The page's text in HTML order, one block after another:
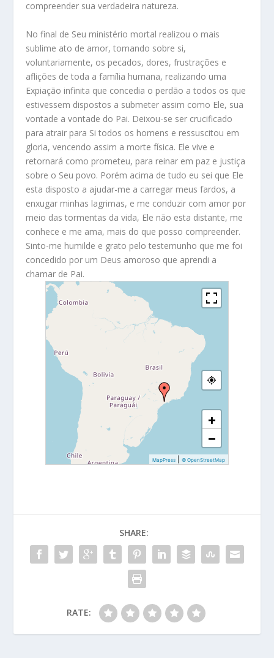
compreender sua verdadeira natureza.
No final de Seu ministério mortal realizou o mais
sublime ato de amor, tomando sobre si,
voluntariamente, os pecados, dores, frustrações e
aflições de toda a família humana, realizando uma
Expiação infinita que concedia o perdão a todos os que
estivessem dispostos a submeter assim como Ele, sua
vontade a vontade do Pai. Deixou-se ser crucificado
para atrair para Si todos os homens e ressuscitou em
gloria, vencendo assim a morte física. Ele vive e
retornará como prometeu, para reinar em paz e justiça
sobre o Seu povo. Porém acima de tudo eu sei que Ele
esta disposto a ajudar-me a carregar meus fardos, a
enxugar minhas lagrimas, e me conduzir com amor por
meio das tormentas da vida, Ele não esta distante, me
conhece e me ama, mais do que posso compreender.
Sinto-me humilde e grato pelo testemunho que me foi
concedido por um Deus amoroso que aprendi a
chamar de Pai.
+
−
MapPress © OpenStreetMap
SHARE:
RATE: